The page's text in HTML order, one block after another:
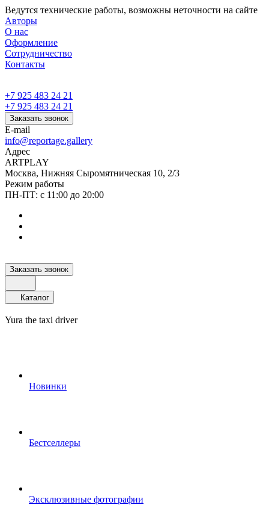
Ведутся технические работы, возможны неточности на сайте
Авторы
О нас
Оформление
Сотрудничество
Контакты
+7 925 483 24 21
+7 925 483 24 21
Заказать звонок
E-mail
info@reportage.gallery
Адрес
ARTPLAY
Москва, Нижняя Сыромятническая 10, 2/3
Режим работы
ПН-ПТ: с 11:00 до 20:00
Заказать звонок
Каталог
Yura the taxi driver
Новинки
Бестселлеры
Эксклюзивные фотографии